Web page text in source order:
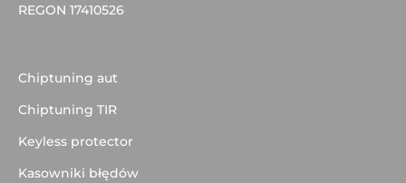
REGON 17410526
Chiptuning aut
Chiptuning TIR
Keyless protector
Kasowniki błędów